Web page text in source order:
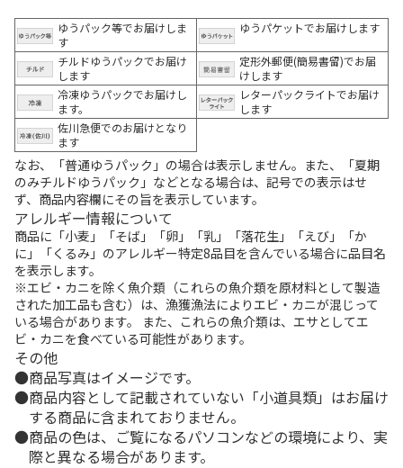
ゆうパック等でお届けしま
す
ゆうパケットでお届けします
チルドゆうパックでお届け
します
定形外郵便(簡易書留)でお届
けします
冷凍ゆうパックでお届けし
ます。
レターパックライトでお届け
します
佐川急便でのお届けとなり
ます
なお、「普通ゆうパック」の場合は表示しません。また、「夏期
のみチルドゆうパック」などとなる場合は、記号での表示はせ
ず、商品内容欄にその旨を表示しています。
アレルギー情報について
商品に「小麦」「そば」「卵」「乳」「落花生」「えび」「か
に」「くるみ」のアレルギー特定8品目を含んでいる場合に品目名
を表示します。
※エビ・カニを除く魚介類（これらの魚介類を原材料として製造
された加工品も含む）は、漁獲漁法によりエビ・カニが混じって
いる場合があります。 また、これらの魚介類は、エサとしてエ
ビ・カニを食べている可能性があります。
その他
商品写真はイメージです。
商品内容として記載されていない「小道具類」はお届け
する商品に含まれておりません。
商品の色は、ご覧になるパソコンなどの環境により、実
際と異なる場合があります。